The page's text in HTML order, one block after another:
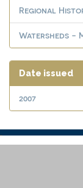
Regional
Watersheds -
Date issued
2007